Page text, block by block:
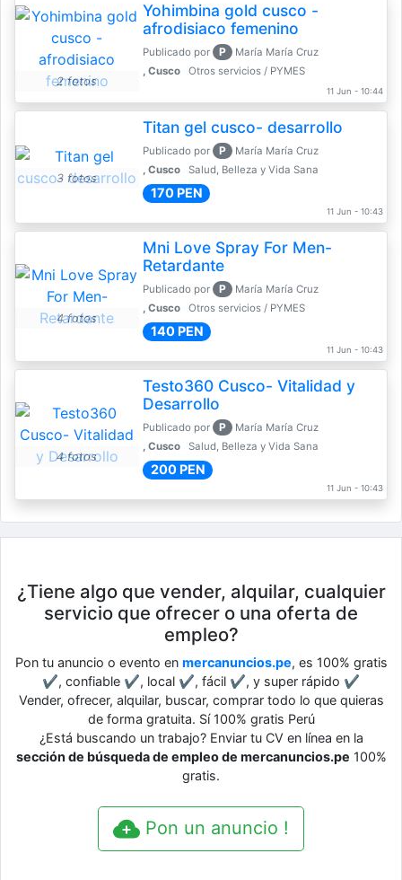
2 fotos
Yohimbina gold cusco -
afrodisiaco femenino
Publicado por P
María María Cruz
, Cusco
Otros servicios / PYMES
11 Jun - 10:44
3 fotos
Titan gel cusco- desarrollo
Publicado por P
María María Cruz
, Cusco
Salud, Belleza y Vida Sana
170 PEN
11 Jun - 10:43
4 fotos
Mni Love Spray For Men-
Retardante
Publicado por P
María María Cruz
, Cusco
Otros servicios / PYMES
140 PEN
11 Jun - 10:43
4 fotos
Testo360 Cusco- Vitalidad y
Desarrollo
Publicado por P
María María Cruz
, Cusco
Salud, Belleza y Vida Sana
200 PEN
11 Jun - 10:43
¿Tiene algo que vender, alquilar, cualquier
servicio que ofrecer o una oferta de
empleo?
Pon tu anuncio o evento en mercanuncios.pe, es 100% gratis
✔, confiable ✔, local ✔, fácil ✔, y super rápido ✔
Vender, ofrecer, alquilar, buscar, comprar todo lo que quieras
de forma gratuita. Sí 100% gratis Perú
¿Está buscando un trabajo? Enviar tu CV en línea en la
sección de búsqueda de empleo de mercanuncios.pe 100%
gratis.
Pon un anuncio !